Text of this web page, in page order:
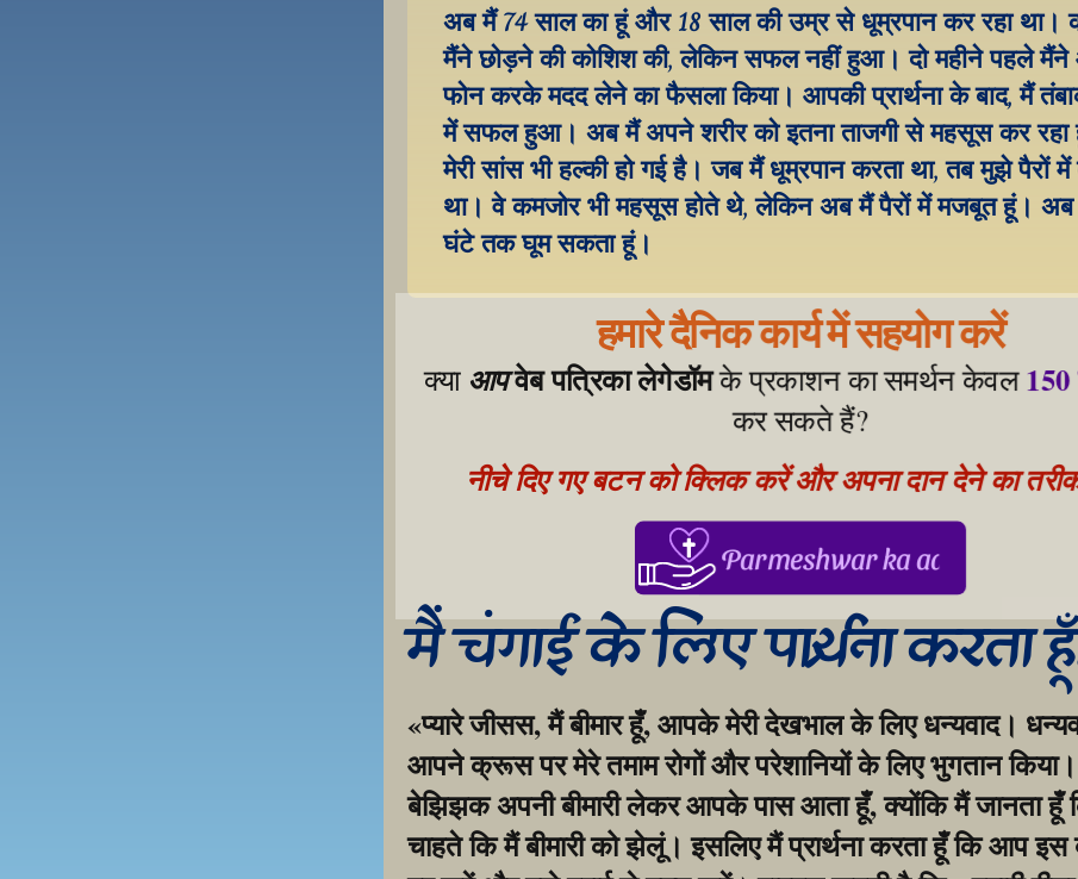
अब मैं 74 साल का हूं और 18 साल की उम्र से धूम्रपान कर रहा था।
मैंने छोड़ने की कोशिश की, लेकिन सफल नहीं हुआ। दो महीने पहले
फोन करके मदद लेने का फैसला किया। आपकी प्रार्थना के बाद, मैं
में सफल हुआ। अब मैं अपने शरीर को इतना ताजगी से महसूस कर
मेरी सांस भी हल्की हो गई है। जब मैं धूम्रपान करता था, तब मुझे पैरों में
था। वे कमजोर भी महसूस होते थे, लेकिन अब मैं पैरों में मजबूत हूं।
घंटे तक घूम सकता हूं।
हमारे दैनिक कार्य में सहयोग करें
क्या आपवेब पत्रिका लेगेडॉम के प्रकाशन का समर्थन केवल 150
कर सकते हैं?
नीचे दिए गए बटन को क्लिक करें और अपना दान देने का
Parmeshwar ka aabhar,
मैं चंगाई के लिए प्रार्थना करता
«प्यारे जीसस, मैं बीमार हूँ, आपके मेरी देखभाल के लिए धन्यवाद।
आपने क्रूस पर मेरे तमाम रोगों और परेशानियों के लिए भुगतान
बेझिझक अपनी बीमारी लेकर आपके पास आता हूँ, क्योंकि मैं जानता हूँ
चाहते कि मैं बीमारी को झेलूं। इसलिए मैं प्रार्थना करता हूँ कि आप इस